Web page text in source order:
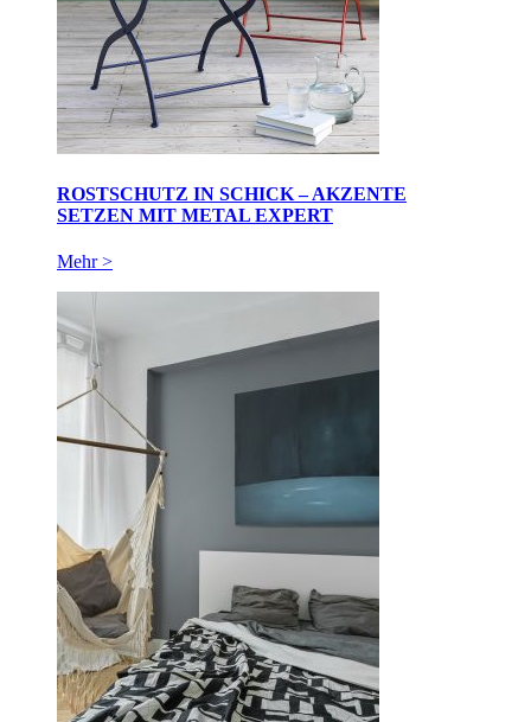
ROSTSCHUTZ IN SCHICK – AKZENTE
SETZEN MIT METAL EXPERT
Mehr >